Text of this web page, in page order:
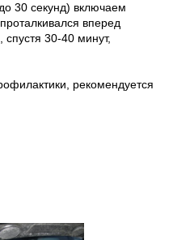
30 секунд) включаем
вперед
30-40 минут,
рекомендуется